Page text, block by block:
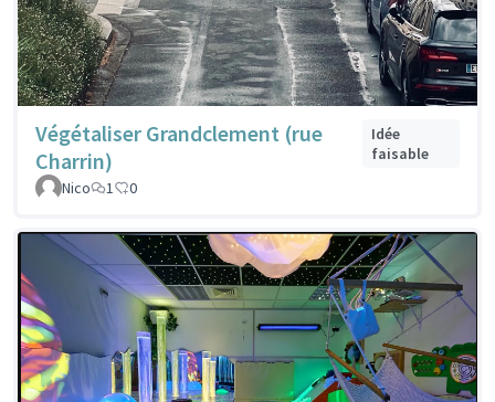
Végétaliser Grandclement (rue
Charrin)
Idée
faisable
Nico
1 0